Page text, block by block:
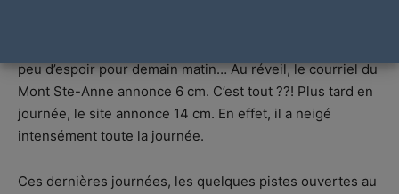
peu d’espoir pour demain matin… Au réveil, le courriel du
Mont Ste-Anne annonce 6 cm. C’est tout ??! Plus tard en
journée, le site annonce 14 cm. En effet, il a neigé
intensément toute la journée.
Ces dernières journées, les quelques pistes ouvertes au